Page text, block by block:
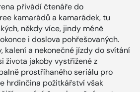
přivádí čtenáře do
kamarádů a kamarádek, tu
někdy více, jindy méně
i doslova pohřešovaných.
kalení a nekonečné jízdy do svítání
života jakoby vystřižené z
prostříhaného seriálu pro
hrdinčina požitkářství však